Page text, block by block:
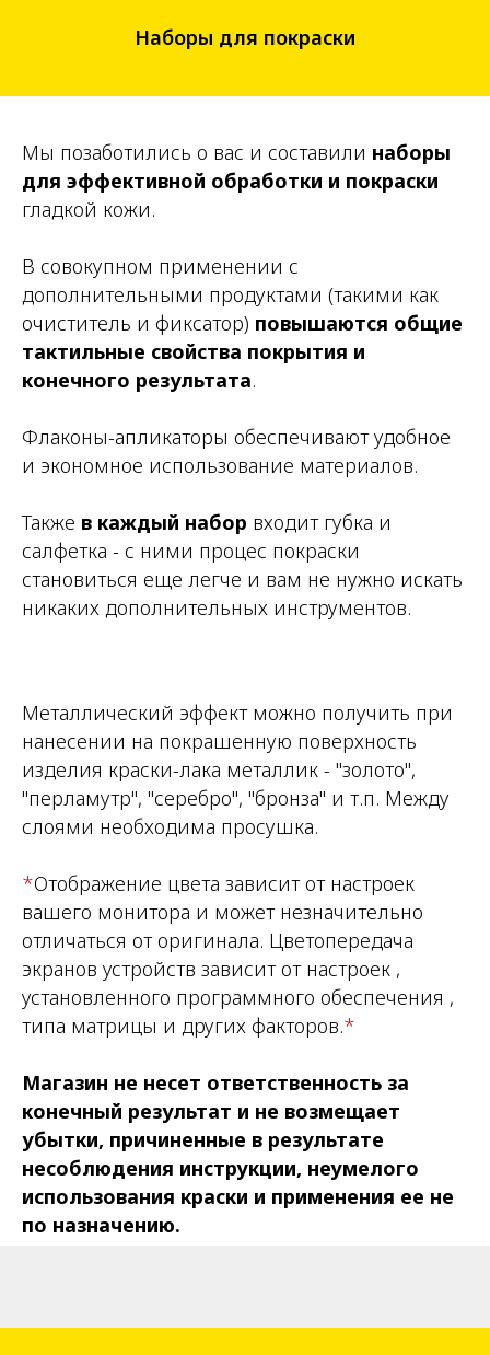
Наборы для покраски
Мы позаботились о вас и составили наборы
для эффективной обработки и покраски
гладкой кожи.
В совокупном применении с
дополнительными продуктами (такими как
очиститель и фиксатор) повышаются общие
тактильные свойства покрытия и
конечного результата.
Флаконы-апликаторы обеспечивают удобное
и экономное использование материалов.
Также в каждый набор входит губка и
салфетка - с ними процес покраски
становиться еще легче и вам не нужно искать
никаких дополнительных инструментов.
Металлический эффект можно получить при
нанесении на покрашенную поверхность
изделия краски-лака металлик - "золото",
"перламутр", "серебро", "бронза" и т.п. Между
слоями необходима просушка.
*Отображение цвета зависит от настроек
вашего монитора и может незначительно
отличаться от оригинала. Цветопередача
экранов устройств зависит от настроек ,
установленного программного обеспечения ,
типа матрицы и других факторов.*
Магазин не несет ответственность за
конечный результат и не возмещает
убытки, причиненные в результате
несоблюдения инструкции, неумелого
использования краски и применения ее не
по назначению.